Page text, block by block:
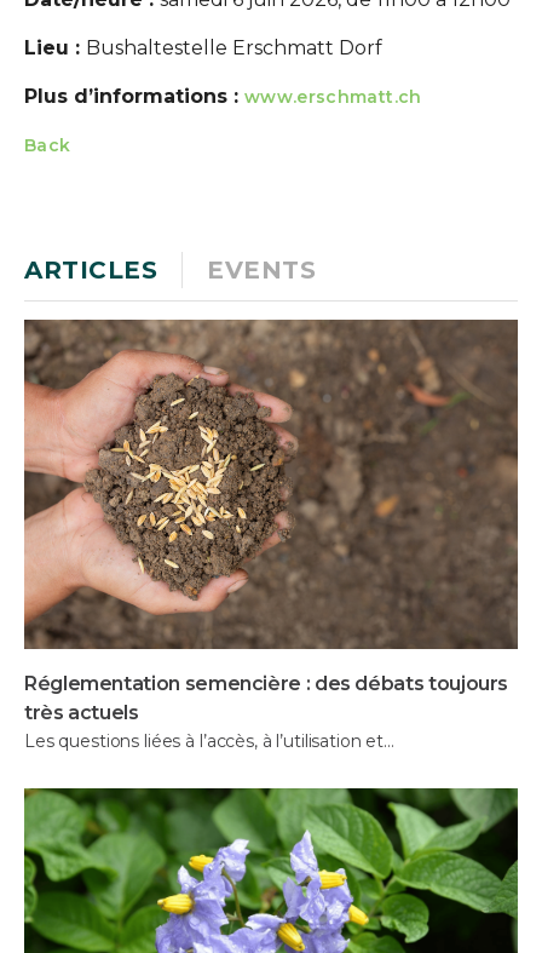
Lieu : Bushaltestelle Erschmatt Dorf
Plus d’informations : www.erschmatt.ch
Back
ARTICLES EVENTS
Réglementation semencière : des débats toujours
très actuels
Les questions liées à l’accès, à l’utilisation et…